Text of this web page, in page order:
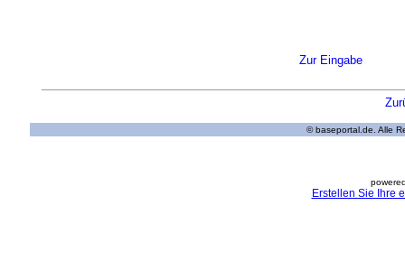
Zur Eingabe
© baseportal.de. Alle
Erstellen Sie Ihre